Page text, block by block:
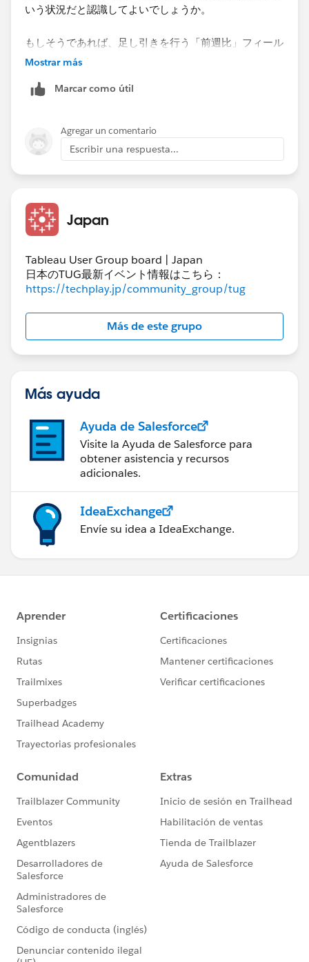
いう状況だと認識してよいでしょうか。
もしそうであれば、足し引きを行う「前週比」フィール
ドの表計算の範囲と順序に問題があることが考えられま
すので、表計算の編集画面でそれぞれの設定を確認して
Mostrar más
Marcar como útil
Agregar un comentario
Escribir una respuesta...
Japan
Tableau User Group board | Japan
日本のTUG最新イベント情報はこちら：
https://techplay.jp/community_group/tug
Más de este grupo
Más ayuda
Ayuda de Salesforce
Visite la Ayuda de Salesforce para
obtener asistencia y recursos
adicionales.
IdeaExchange
Envíe su idea a IdeaExchange.